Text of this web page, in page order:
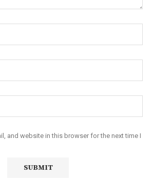
and website in this browser for the next time I